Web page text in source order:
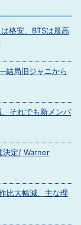
格安、BTSは最高
結局旧ジャニから
それでも新メンバ
決定/ Warner
比大幅減、主な理